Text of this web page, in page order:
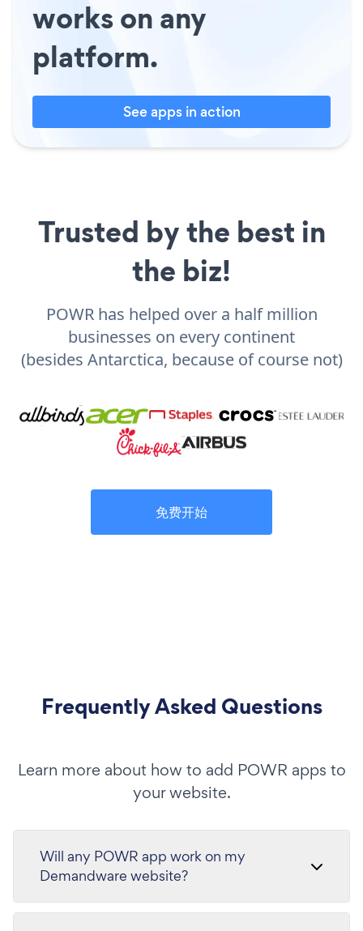
works on any
platform.
See apps in action
Trusted by the best in
the biz!
POWR has helped over a half million
businesses on every continent
(besides Antarctica, because of course not)
免费开始
Frequently Asked Questions
Learn more about how to add POWR apps to
your website.
Will any POWR app work on my
Demandware website?